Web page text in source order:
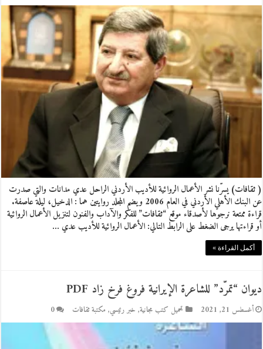
( ثقافات) يسرّنا نشر الأعمال الروائية للأديب الأردني الراحل عدي مدانات والتي صدرت
عن البنك الأهلي الأردني في العام 2006 ويضم المجلد روايتين هما : الدخيل، ليلة عاصفة.
قراءة ممتعة نرجوها لأصدقاء موقع “ثقافات” للفكر والآداب والفنون لتنزيل الأعمال الروائية
أو قراءتها يرجى الضغط على الرابط التالي: الأعمال الروائية للأديب عدي …
أكمل القراءة »
ديوان “تمرّد” للشاعرة الإيرانية فروغ فرخ زاد PDF
أغسطس 21, 2021 تحميل كتب مجانية, خبر رئيسي, مكتبة ثقافات 0